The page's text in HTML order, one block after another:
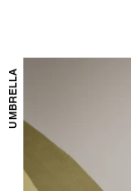
UMBRELLA